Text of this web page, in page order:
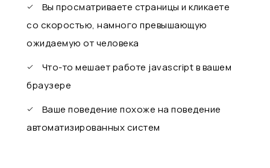
Вы просматриваете страницы и кликаете
со скоростью, намного превышающую
ожидаемую от человека
Что-то мешает работе javascript в вашем
браузере
Ваше поведение похоже на поведение
автоматизированных систем